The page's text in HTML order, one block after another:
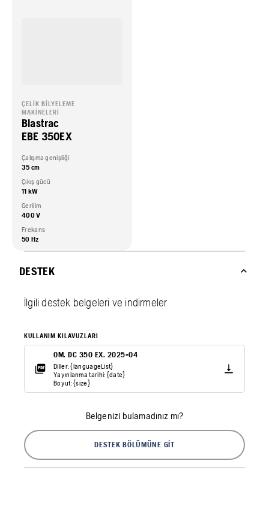
ÇELIK BILYELEME
MAKINELERI
Blastrac
EBE 350EX
Çalışma genişliği
35 cm
Çıkış gücü
11 kW
Gerilim
400 V
Frekans
50 Hz
DESTEK
İlgili destek belgeleri ve indirmeler
KULLANIM KILAVUZLARI
OM. DC 350 EX. 2025-04
Diller: {languageList}
Yayınlanma tarihi: {date}
Boyut: {size}
Belgenizi bulamadınız mı?
DESTEK BÖLÜMÜNE GIT